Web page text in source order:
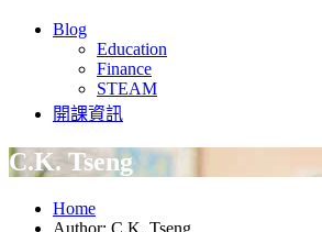
Blog
Education
Finance
STEAM
開課資訊
C.K. Tseng
Home
Author: C.K. Tseng